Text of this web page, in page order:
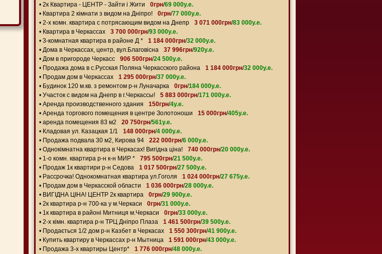
• 2к Квартира - ЦЕНТР - Зайти і Жити 0грн/69 000y.e.
• Квартира 2 кімнати з видом на Дніпро! 0грн/77 000y.e.
• 2-х комн. квартира с потрясающим видом на Днепр 3 071 000грн/83 000y.e.
• Квартира в Черкассах 3 700 000грн/93 000y.e.
• 3-комнатная квартира в районе Д * 1 184 000грн/32 000y.e.
• Дома в Черкассах, центр, вул.Благовісна 37 996грн/920y.e.
• Дом в пригороде Черкасс 906 500грн/24 500y.e.
• Продажа дома в с.Русская Поляна Черкасского района 1 184 000грн/32 000y.e.
• Продам дом в Черкассах 1 295 000грн/37 000y.e.
• Будинок 120 м.кв. з ремонтом р-н Луначарка 0грн/184 000y.e.
• Участок с видом на Днепр в г.Черкассы! 5 883 000грн/171 000y.e.
• Аренда производственного здания 150грн/4y.e.
• Аренда торгового помещения в центре Золотоноши 15 000грн/405y.e.
• аренда помещения 83 м2 20 750грн/561y.e.
• Кладовая ул. Казацкая 1/1 148 000грн/4 000y.e.
• Продажа подвала 30 м2, Кирова 94 222 000грн/6 000y.e.
• Однокімнатна квартира в Черкасах! Вигідна ціна! 740 000грн/20 000y.e.
• 1-о комн. квартира р-н к-н МИР * 795 500грн/21 500y.e.
• Продаж 1к квартири р-н Седова 1 017 500грн/27 500y.e.
• Рассрочка! Однокомнатная квартира ул.Гоголя 1 024 000грн/27 675y.e.
• Продам дом в Черкасской области 1 036 000грн/28 000y.e.
• ВИГІДНА ЦІНА! ЦЕНТР 2к квартира 0грн/29 900y.e.
• 2к квартира р-н 700-ка у м.Черкаси 0грн/31 000y.e.
• 1к квартира в районі Митниця м.Черкаси 0грн/33 000y.e.
• 2-х кімн. квартира р-н ТРЦ Дніпро Плаза 1 461 500грн/39 500y.e.
• Продається 1/2 дом р-н Казбет в Черкасах 1 550 300грн/41 900y.e.
• Купить квартиру в Черкассах р-н Мытница 1 591 000грн/43 000y.e.
• Продажа 3-х квартиры Центр* 1 776 000грн/48 000y.e.